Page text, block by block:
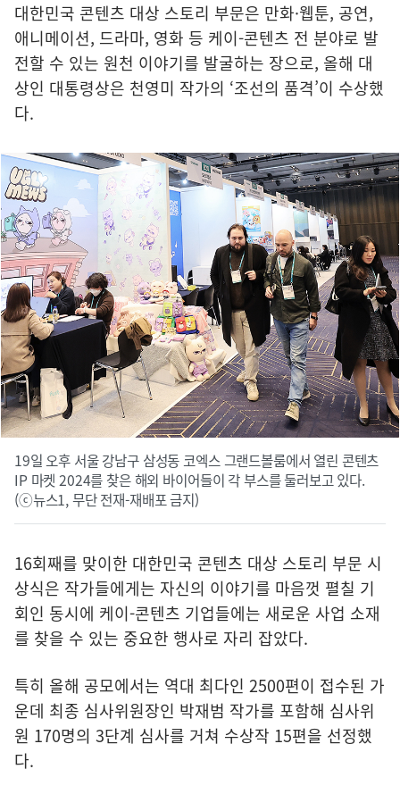
대한민국 콘텐츠 대상 스토리 부문은 만화·웹툰, 공연,
애니메이션, 드라마, 영화 등 케이-콘텐츠 전 분야로 발
전할 수 있는 원천 이야기를 발굴하는 장으로, 올해 대
상인 대통령상은 천영미 작가의 ‘조선의 품격’이 수상했
다.
19일 오후 서울 강남구 삼성동 코엑스 그랜드볼룸에서 열린 콘텐츠
IP 마켓 2024를 찾은 해외 바이어들이 각 부스를 둘러보고 있다.
(ⓒ뉴스1, 무단 전재-재배포 금지)
16회째를 맞이한 대한민국 콘텐츠 대상 스토리 부문 시
상식은 작가들에게는 자신의 이야기를 마음껏 펼칠 기
회인 동시에 케이-콘텐츠 기업들에는 새로운 사업 소재
를 찾을 수 있는 중요한 행사로 자리 잡았다.
특히 올해 공모에서는 역대 최다인 2500편이 접수된 가
운데 최종 심사위원장인 박재범 작가를 포함해 심사위
원 170명의 3단계 심사를 거쳐 수상작 15편을 선정했
다.